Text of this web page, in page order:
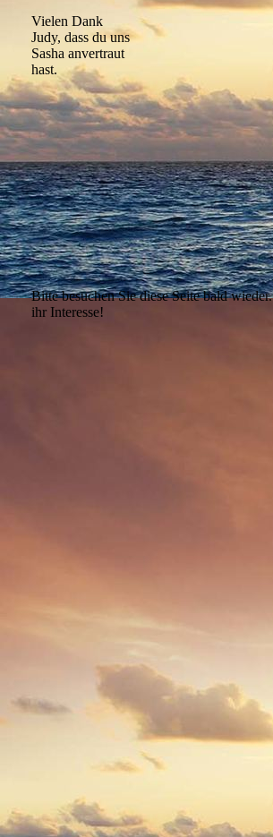
Vielen Dank
Judy, dass du uns
Sasha anvertraut
hast.
Bitte besuchen Sie diese Seite bald
ihr Interesse!